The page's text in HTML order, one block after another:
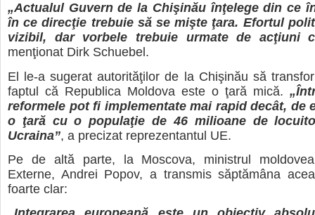
„Actualul Guvern de la Chişinău înţelege din ce
în ce direcţie trebuie să se mişte ţara. Efortul
vizibil, dar vorbele trebuie urmate de acţiuni
menţionat Dirk Schuebel.
El le-a sugerat autorităţilor de la Chişinău să
faptul că Republica Moldova este o ţară mică. „
reformele pot fi implementate mai rapid decât, de
o ţară cu o populaţie de 46 milioane de
Ucraina”, a precizat reprezentantul UE.
Pe de altă parte, la Moscova, ministrul
Externe, Andrei Popov, a transmis săptămâna
foarte clar: